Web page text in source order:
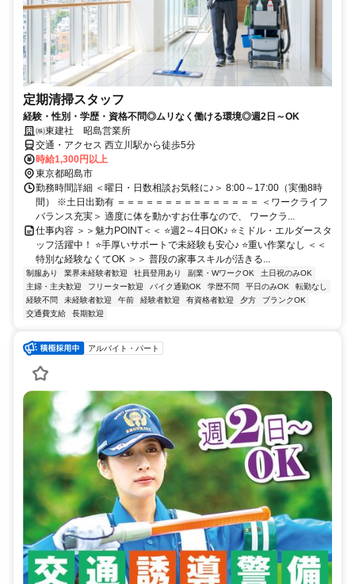
定期清掃スタッフ
経験・性別・学歴・資格不問◎ムリなく働ける環境◎週2日～OK
㈱東建社 昭島営業所
交通・アクセス 西立川駅から徒歩5分
時給1,300円以上
東京都昭島市
勤務時間詳細 ＜曜日・日数相談お気軽に♪＞ 8:00～17:00（実働8時
間） ※土日出勤有 ＝＝＝＝＝＝＝＝＝＝＝＝＝＝＝ ＜ワークライフ
バランス充実＞ 適度に体を動かすお仕事なので、 ワークラ...
仕事内容 ＞＞魅力POINT＜＜ ⭐週2～4日OK♪ ⭐ミドル・エルダースタ
ッフ活躍中！ ⭐手厚いサポートで未経験も安心♪ ⭐重い作業なし ＜＜
特別な経験なくてOK ＞＞ 普段の家事スキルが活きる...
制服あり 業界未経験者歓迎 社員登用あり 副業・WワークOK
土日祝のみOK
主婦・主夫歓迎
フリーター歓迎 バイク通勤OK 学歴不問 平日のみOK
転勤なし
経験不問
未経験者歓迎 午前 経験者歓迎 有資格者歓迎 夕方
ブランクOK
交通費支給
長期歓迎
アルバイト・パート